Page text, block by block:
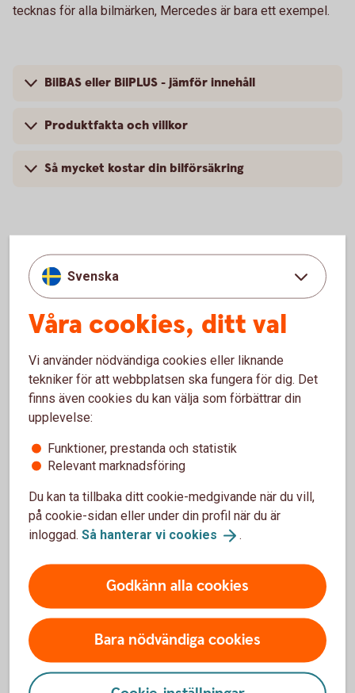
tecknas för alla bilmärken, Mercedes är bara ett exempel.
BilBAS eller BilPLUS - jämför innehåll
Produktfakta och villkor
Så mycket kostar din bilförsäkring
Vanliga frågor om att försäkra
Mercedes
Trafik, hel och halv – vad är det för skillnad på
När slutar den tidigare ägarens försäkring att
gälla?
Om man övningskör och olyckan är framme,
täcker bilförsäkringen då?
Gäller bilförsäkringen utanför Sverige?
Svenska
Våra cookies, ditt val
Vi använder nödvändiga cookies eller liknande
tekniker för att webbplatsen ska fungera för dig. Det
finns även cookies du kan välja som förbättrar din
upplevelse:
Funktioner, prestanda och statistik
Relevant marknadsföring
Du kan ta tillbaka ditt cookie-medgivande när du vill,
på cookie-sidan eller under din profil när du är
inloggad. Så hanterar vi cookies .
Godkänn alla cookies
Bara nödvändiga cookies